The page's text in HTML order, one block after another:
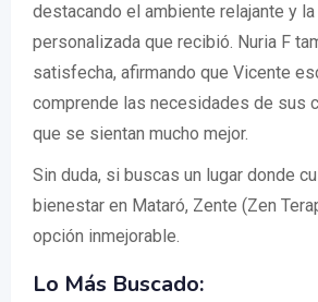
destacando el ambiente relajante y
personalizada que recibió. Nuria F
satisfecha, afirmando que Vicente
comprende las necesidades de sus
que se sientan mucho mejor.
Sin duda, si buscas un lugar donde
bienestar en Mataró, Zente (Zen
opción inmejorable.
Lo Más Buscado: